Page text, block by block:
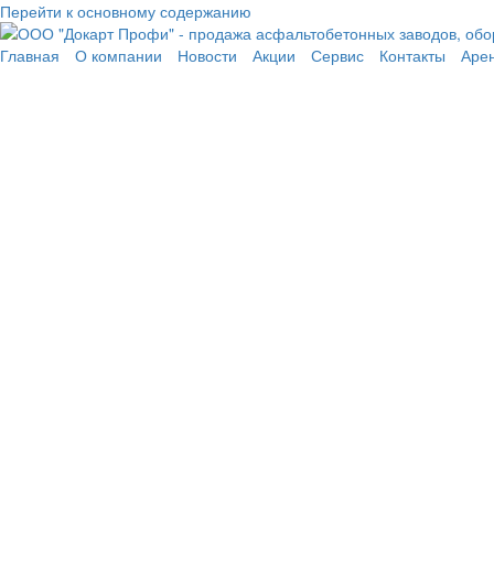
Перейти к основному содержанию
Главная
О компании Новости Акции Сервис Контакты